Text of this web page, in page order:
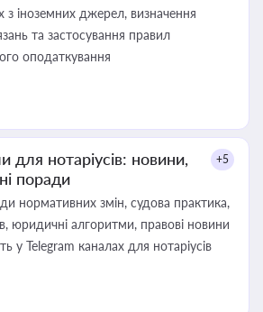
з іноземних джерел, визначення
та застосування правил
оподаткування
для нотаріусів: новини,
поради
+5
нормативних змін, судова практика,
юридичні алгоритми, правові новини
у Telegram каналах для нотаріусів